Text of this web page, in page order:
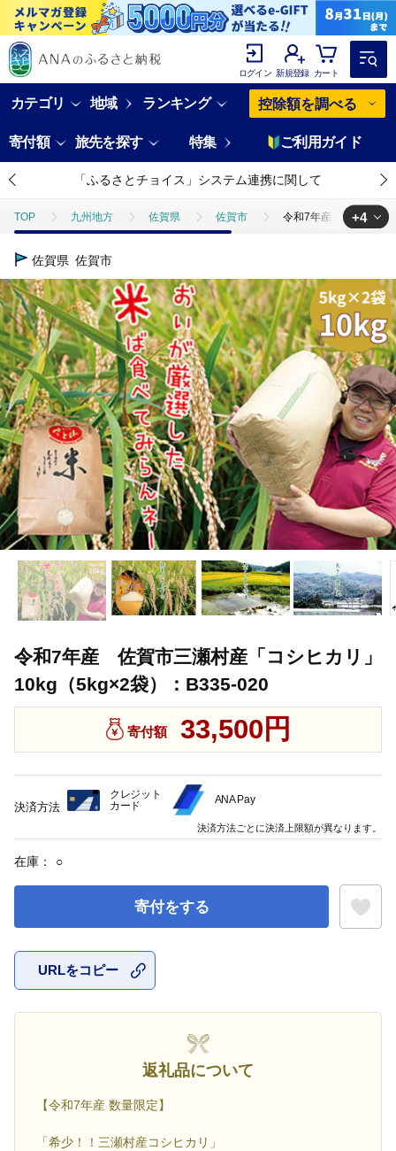
ログイン 新規登録 カート
カテゴリ 地域 ランキング 控除額を調べる
寄付額 旅先を探す 特集 ご利用ガイド
「ふるさとチョイス」システム連携に関して
TOP 九州地方 佐賀県 佐賀市 令和7年産 佐賀市三瀬
TOP
TOP 米・穀物 米 令和7年産 佐賀市三瀬村産「コシヒカリ
TOP 米・穀物 米 精米 令和7年産 佐賀市三瀬村産
TOP 米・穀物 米 コシヒカリ 令和7年産 佐賀市三瀬
+4
佐賀県 佐賀市
令和7年産 佐賀市三瀬村産「コシヒカリ」
10kg（5kg×2袋）：B335-020
寄付額 33,500円
在庫： ○
寄付をする
URLをコピー
返礼品について
【令和7年産 数量限定】
「希少！！三瀬村産コシヒカリ」
決済方法
クレジット
カード
ANA Pay
決済方法ごとに決済上限額が異なります。